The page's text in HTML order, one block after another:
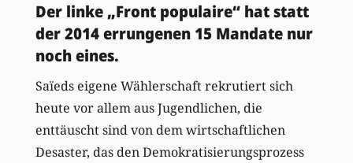
Der linke „Front populaire“ hat statt
der 2014 errungenen 15 Mandate nur
noch eines.
Saïeds eigene Wählerschaft rekrutiert sich
heute vor allem aus Jugendlichen, die
enttäuscht sind von dem wirtschaftlichen
Desaster, das den Demokratisierungsprozess